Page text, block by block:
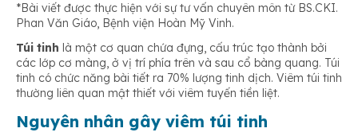
*Bài viết được thực hiện với sự tư vấn chuyên môn từ BS.CKI.
Phan Văn Giáo, Bệnh viện Hoàn Mỹ Vinh.
Túi tinh là một cơ quan chứa đựng, cấu trúc tạo thành bởi
các lớp cơ màng, ở vị trí phía trên và sau cổ bàng quang. Túi
tinh có chức năng bài tiết ra 70% lượng tinh dịch. Viêm túi tinh
thường liên quan mật thiết với viêm tuyến tiền liệt.
Nguyên nhân gây viêm túi tinh